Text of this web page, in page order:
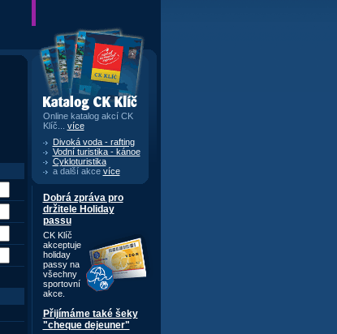
Katalog CK Klíč
Online katalog akcí CK
Klíč... více
Divoká voda - rafting
Vodní turistika - kánoe
Cykloturistika
a další akce více
Dobrá zpráva pro
držitele Holiday
passu
CK Klíč
akceptuje
holiday
passy na
všechny
sportovní
akce.
Přijímáme také šeky
"cheque dejeuner"